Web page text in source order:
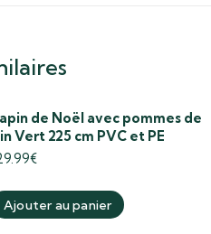
de Noël avec pommes de
Vert 225 cm PVC et PE
€
Ajouter au panier